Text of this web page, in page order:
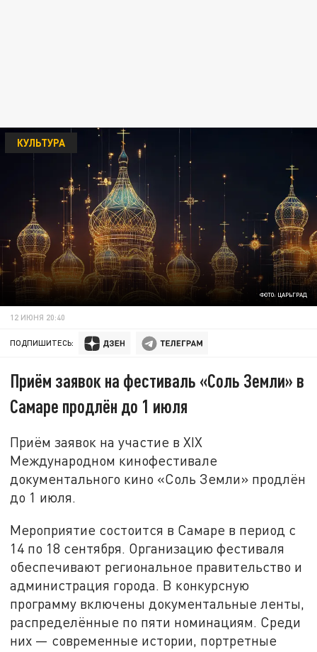
ФОТО: ЦАРЬГРАД
КУЛЬТУРА
12 ИЮНЯ 20:40
ПОДПИШИТЕСЬ:
Приём заявок на фестиваль «Соль Земли» в
Самаре продлён до 1 июля
Приём заявок на участие в XIX
Международном кинофестивале
документального кино «Соль Земли» продлён
до 1 июля.
Мероприятие состоится в Самаре в период с
14 по 18 сентября. Организацию фестиваля
обеспечивают региональное правительство и
администрация города. В конкурсную
программу включены документальные ленты,
распределённые по пяти номинациям. Среди
них — современные истории, портретные